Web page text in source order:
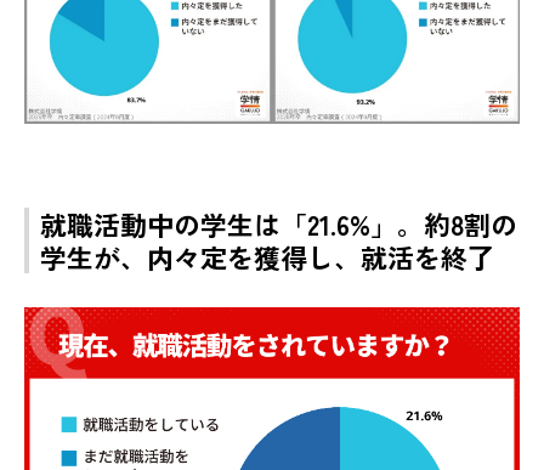
就職活動中の学生は「21.6%」。約8割の
学生が、内々定を獲得し、就活を終了